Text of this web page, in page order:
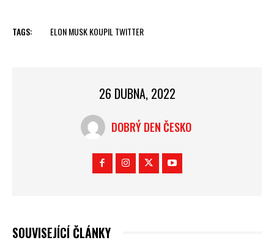
TAGS: ELON MUSK KOUPIL TWITTER
26 DUBNA, 2022
DOBRÝ DEN ČESKO
SOUVISEJÍCÍ ČLÁNKY